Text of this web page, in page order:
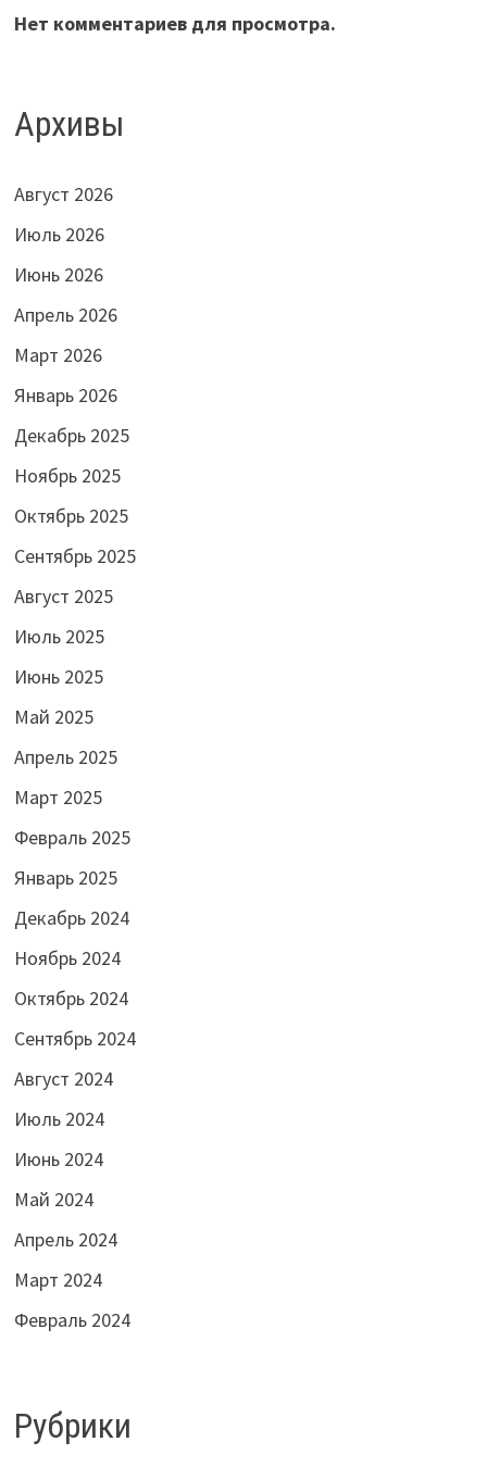
Нет комментариев для просмотра.
Архивы
Август 2026
Июль 2026
Июнь 2026
Апрель 2026
Март 2026
Январь 2026
Декабрь 2025
Ноябрь 2025
Октябрь 2025
Сентябрь 2025
Август 2025
Июль 2025
Июнь 2025
Май 2025
Апрель 2025
Март 2025
Февраль 2025
Январь 2025
Декабрь 2024
Ноябрь 2024
Октябрь 2024
Сентябрь 2024
Август 2024
Июль 2024
Июнь 2024
Май 2024
Апрель 2024
Март 2024
Февраль 2024
Рубрики